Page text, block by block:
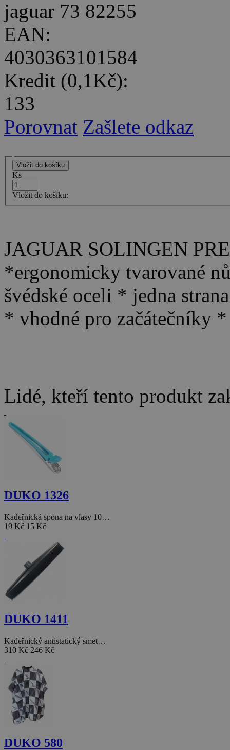
jaguar 73 82255
EAN:
4030363101584
Kredit (0,1Kč):
133
Porovnat Zašlete odkaz
Ks
Vložit do košíku:
JAGUAR SOLINGEN
*ergonomicky tvarované
švédské oceli * jedna
* vhodné pro začátečníky
Lidé, kteří tento produkt
DUKO 1326
Kadeřnická spona na vlasy 10…
19 Kč 15 Kč
DUKO 1411
Kadeřnický antistatický smet…
310 Kč 246 Kč
DUKO 580